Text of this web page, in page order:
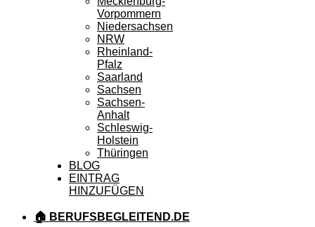
Vorpommern
Niedersachsen
NRW
Rheinland-
Pfalz
Saarland
Sachsen
Sachsen-
Anhalt
Schleswig-
Holstein
Thüringen
BLOG
EINTRAG
HINZUFÜGEN
🏠 BERUFSBEGLEITEND.DE